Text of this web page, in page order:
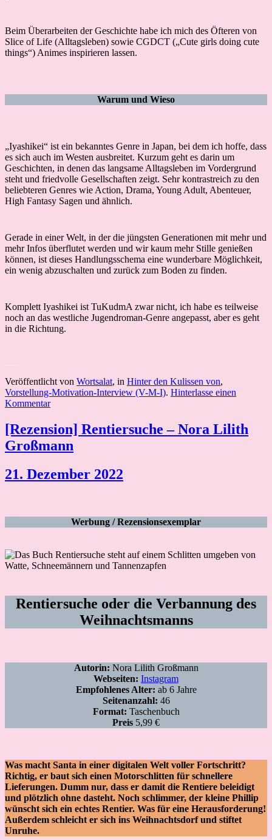
Beim Überarbeiten der Geschichte habe ich mich des Öfteren von
Slice of Life (Alltagsleben) sowie CGDCT („Cute girls doing cute
things“) Animes inspirieren lassen.
Warum und Wieso
„Iyashikei“ ist ein bekanntes Genre in Japan, bei dem ich hoffe, dass
es sich auch im Westen ausbreitet. Kurzum geht es darin um
Geschichten, in denen das langsame Alltagsleben im Vordergrund
steht und friedvolle Gesellschaften zeigt. Sehr kontrastreich zu den
beliebteren Genres wie Action, Drama, Young Adult, Abenteuer,
High Fantasy Sagen und ähnlich.
Gerade in einer Welt, in der die jüngsten Generationen mit mehr und
mehr Infos überflutet werden und wir kaum mehr Stille genießen
können, ist dieses Handlungsschema eine wunderbare Möglichkeit,
ein wenig abzuschalten und zurück zum Boden zu finden.
Komplett Iyashikei ist TuKudmA zwar nicht, ich habe es teilweise
noch an das westliche Jugendroman-Genre angepasst, aber es geht
in die Richtung.
Veröffentlicht von Wortsalat, in Hinter den Kulissen von,
Vorstellung-Motivation-Interview (V-M-I). Hinterlasse einen
Kommentar
[Rezension] Rentiersuche – Nora Lilith
Großmann
21. Dezember 2022
Werbung / Rezensionsexemplar
Rentiersuche oder die Verbannung des
Weihnachtsmanns
Autorin: Nora Lilith Großmann
Webseiten: Instagram
Empfohlenes Alter: ab 6 Jahre
Seitenanzahl: 46
Format: Taschenbuch
Preis 5,99 €
Was macht Santa in einer digitalen Welt voller Fortschritt?
Richtig, er baut sich einen Motorschlitten für schnellere
Lieferungen. Dumm nur, dass er damit die Rentiere beleidigt
und plötzlich ohne dasteht. Noch schlimmer, der kleine Phillip
wünscht sich ein echtes Rentier. Was für eine Herausforderung!
Außerdem schleicht er sich ins Weihnachtsdorf und stiftet
Unruhe.